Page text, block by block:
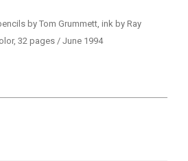
by Tom Grummett, ink by Ray
32 pages / June 1994